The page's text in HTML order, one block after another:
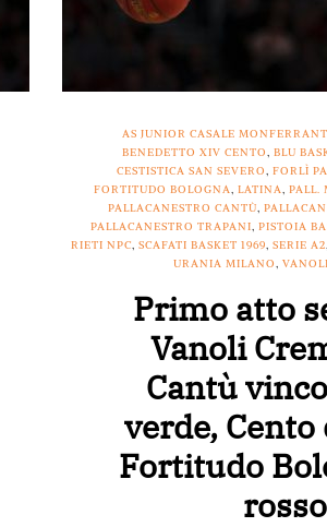
AS JUNIOR CASALE
BENEDETTO XIV CENTO,BLU
CESTISTICA SAN SEVERO,FORLÌ
FORTITUDO BOLOGNA,LATINA,PALL.
PALLACANESTRO CANTÙ,
PALLACANESTRO TRAPANI,PISTOIA
RIETI NPC,SCAFATI BASKET 1969,SERIE A2
URANIA MILANO,
Primo atto
Vanoli
Cantù
verde, Cento
Fortitudo
rosso